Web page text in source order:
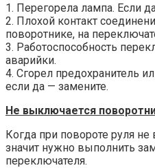
1. Перегорела лампа. Если
2. Плохой контакт
поворотнике, на
3. Работоспособность
аварийки.
4. Сгорел предохранитель
если да — замените.
Не выключается
Когда при повороте руля
значит нужно выполнить
переключателя.